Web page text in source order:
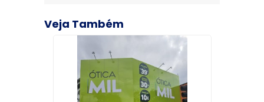
Veja Também